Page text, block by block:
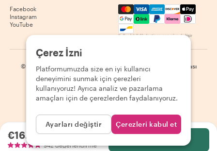
€16.55kişi başı
942 değerlendirme
Facebook
Instagram
YouTube
Mastercard, Visa, Amex,
Kullanılabilirlik destinasyona göre değişir
© 2026 Withlocals.com Gizlilik Politikası | Site haritası
Çerez İzni
Platformumuzda size en iyi kullanıcı
deneyimini sunmak için çerezleri
kullanıyoruz! Ayrıca analiz ve pazarlama
amaçları için de çerezlerden faydalanıyoruz.
Ayarları değiştir Çerezleri kabul et